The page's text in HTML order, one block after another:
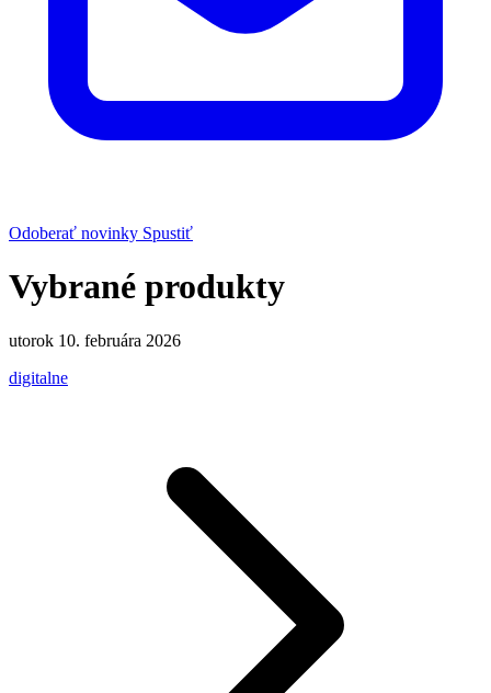
Odoberať novinky Spustiť
Vybrané produkty
utorok 10. februára 2026
digitalne